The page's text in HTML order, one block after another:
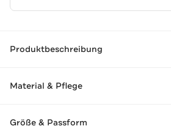
Produktbeschreibung
Material & Pflege
Größe & Passform